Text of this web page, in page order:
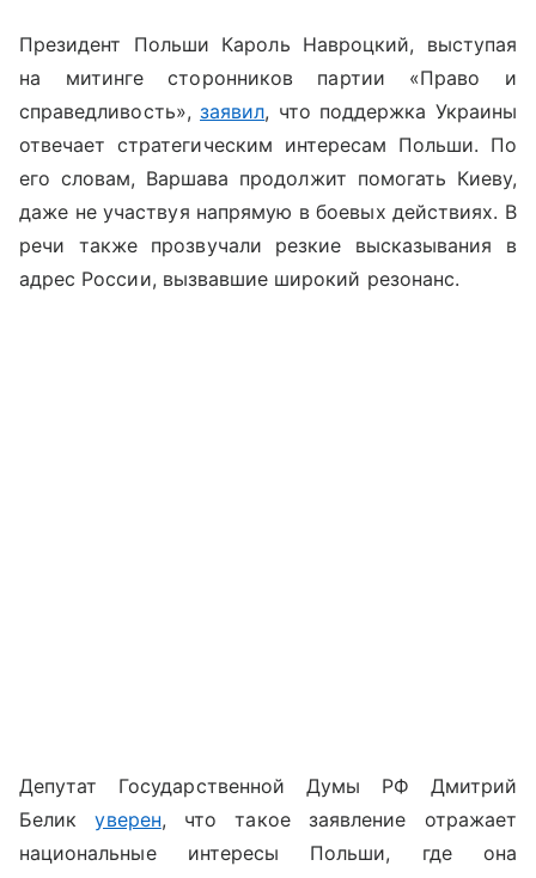
Президент Польши Кароль Навроцкий, выступая
на митинге сторонников партии «Право и
справедливость»,заявил, что поддержка Украины
отвечает стратегическим интересам Польши. По
его словам, Варшава продолжит помогать Киеву,
даже не участвуя напрямую в боевых действиях. В
речи также прозвучали резкие высказывания в
адрес России, вызвавшие широкий резонанс.
Депутат Государственной Думы РФ Дмитрий
Беликуверен, что такое заявление отражает
национальные интересы Польши, где она